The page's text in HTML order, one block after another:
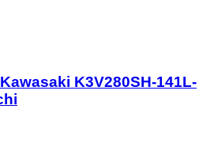
K3V280SH-141L-